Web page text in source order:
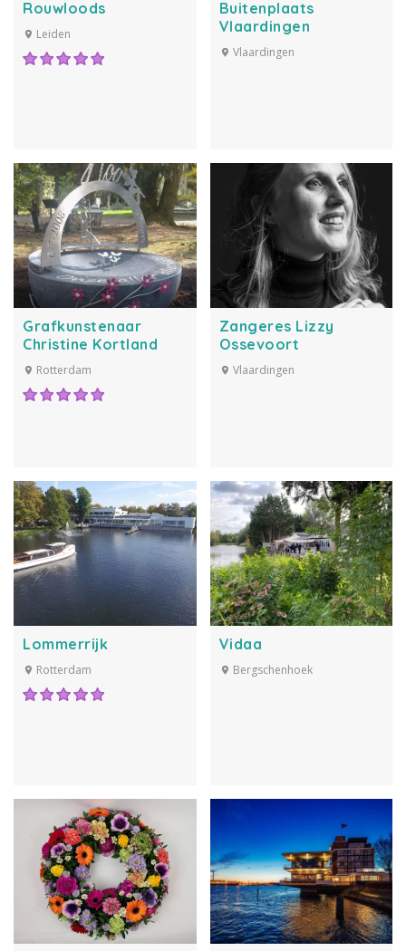
Rouwloods
Leiden
Buitenplaats
Vlaardingen
Vlaardingen
Grafkunstenaar
Christine Kortland
Rotterdam
Zangeres Lizzy
Ossevoort
Vlaardingen
Lommerrijk
Rotterdam
Vidaa
Bergschenhoek